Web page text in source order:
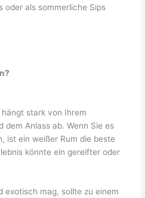
oder als sommerliche Sips
stark von Ihrem
dem Anlass ab. Wenn Sie es
ist ein weißer Rum die beste
könnte ein gereifter oder
exotisch mag, sollte zu einem